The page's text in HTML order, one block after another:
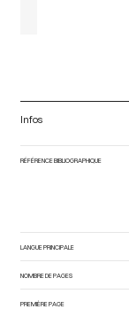
Infos
RÉFÉRENCE BIBLIOGRAPHIQUE
LANGUE PRINCIPALE
NOMBRE DE PAGES
PREMIÈRE PAGE